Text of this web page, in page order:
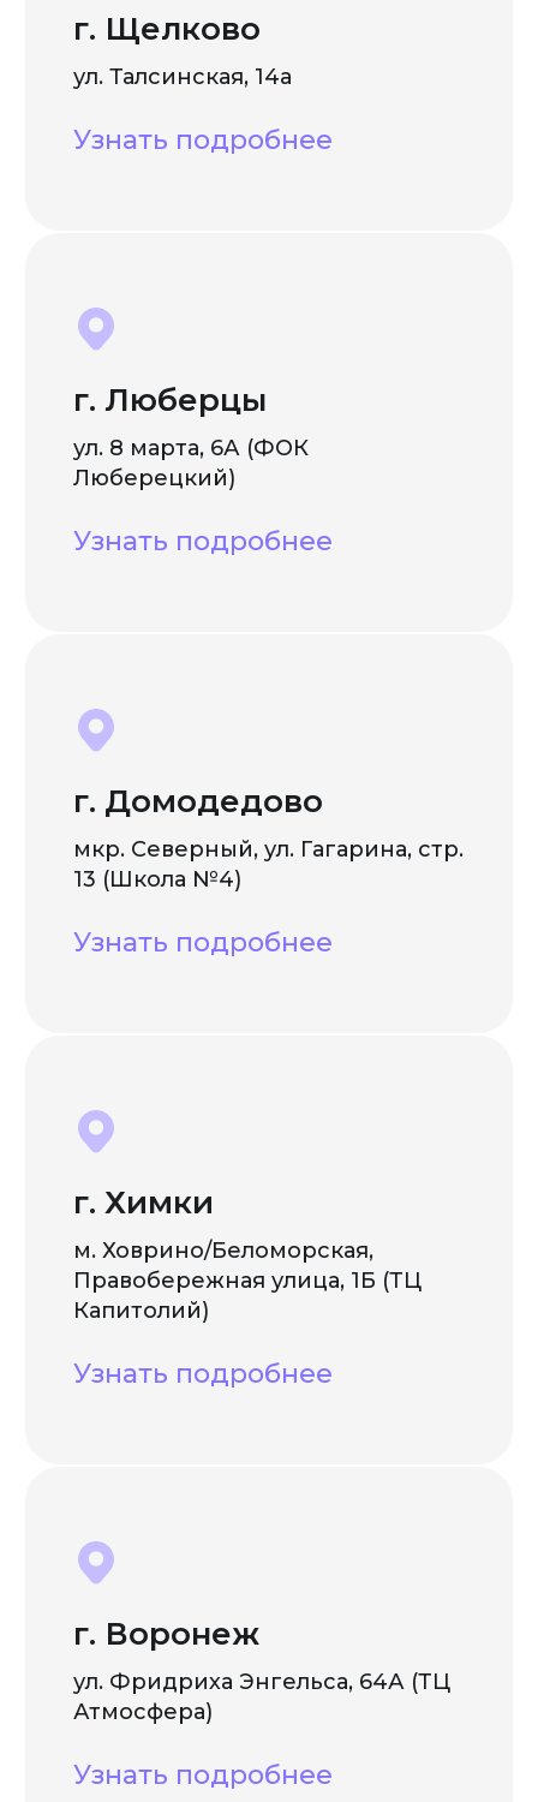
г. Щелково
ул. Талсинская, 14а
Узнать подробнее
г. Люберцы
ул. 8 марта, 6А (ФОК
Люберецкий)
Узнать подробнее
г. Домодедово
мкр. Северный, ул. Гагарина, стр.
13 (Школа №4)
Узнать подробнее
г. Химки
м. Ховрино/Беломорская,
Правобережная улица, 1Б (ТЦ
Капитолий)
Узнать подробнее
г. Воронеж
ул. Фридриха Энгельса, 64А (ТЦ
Атмосфера)
Узнать подробнее